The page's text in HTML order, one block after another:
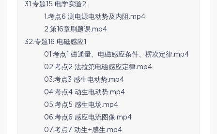
31.专题15 电学实验2
1.考点6 测电源电动势及内阻.mp4
2.第16章刷题课.mp4
32.专题16 电磁感应1
01.考点1 磁通量、电磁感应条件、楞次定律.mp4
02.考点2 法拉第电磁感应定律.mp4
03.考点3 感生电动势.mp4
04.考点4 动生电动势.mp4
05.考点5 感生电场.mp4
06.考点6 感应电流图像.mp4
07.考点7 动生+感生.mp4